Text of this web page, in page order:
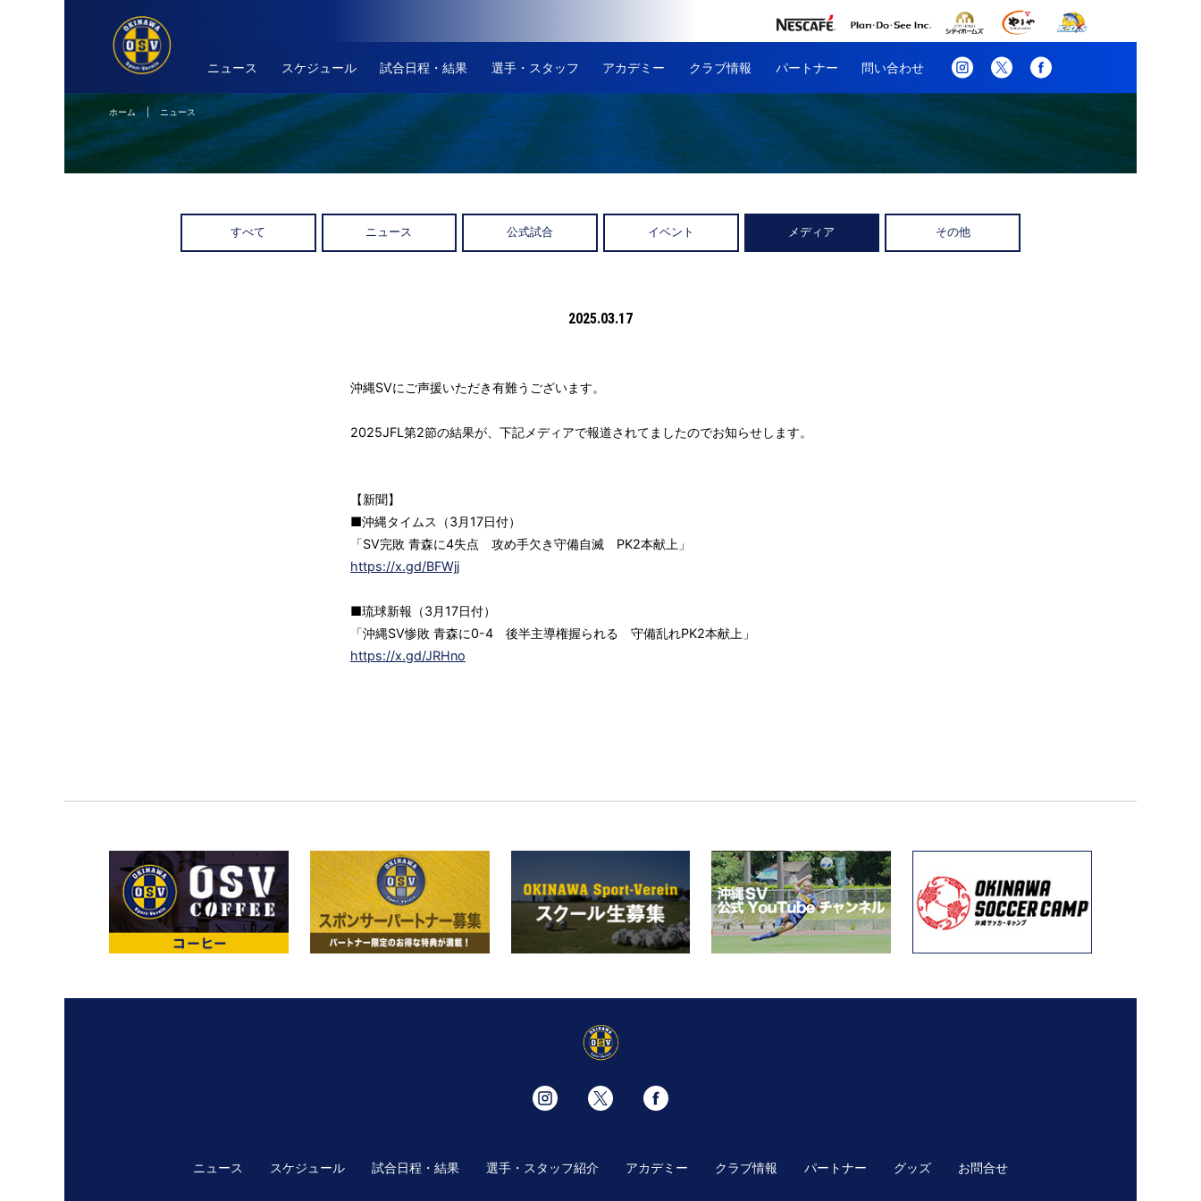
ニュース スケジュール 試合日程・結果 選手・スタッフ アカデミー クラブ情報 パートナー 問い合わせ
ホーム| ニュース
すべて ニュース 公式試合 イベント メディア その他
2025.03.17
沖縄SVにご声援いただき有難うございます。
2025JFL第2節の結果が、下記メディアで報道されてましたのでお知らせします。
【新聞】
■沖縄タイムス（3月17日付）
「SV完敗 青森に4失点 攻め手欠き守備自滅 PK2本献上」
https://x.gd/BFWjj
■琉球新報（3月17日付）
「沖縄SV惨敗 青森に0-4 後半主導権握られる 守備乱れPK2本献上」
https://x.gd/JRHno
ニュース スケジュール 試合日程・結果 選手・スタッフ紹介 アカデミー クラブ情報 パートナー グッズ お問合せ